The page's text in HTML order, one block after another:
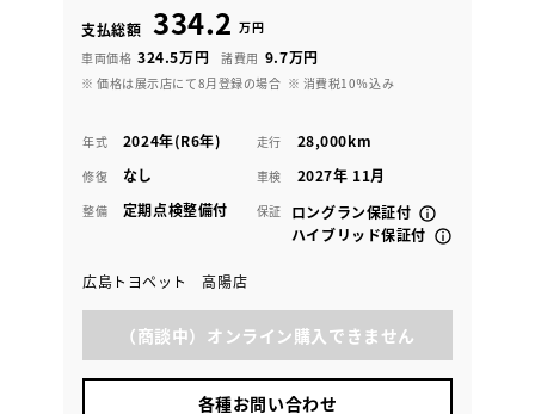
支払総額 334.2 万円
車両価格 324.5万円 諸費用 9.7万円
※ 価格は展示店にて8月登録の場合 ※ 消費税10％込み
年式 2024年(R6年) 走行 28,000km
修復 なし 車検 2027年 11月
整備 定期点検整備付 保証
ロングラン保証付
ハイブリッド保証付
広島トヨペット 高陽店
（商談中）オンライン購入できません
各種お問い合わせ